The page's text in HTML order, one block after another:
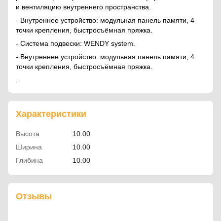
и вентиляцию внутреннего пространства.
- Внутреннее устройство: модульная панель памяти, 4
точки крепления, быстросъёмная пряжка.
- Система подвески: WENDY system.
- Внутреннее устройство: модульная панель памяти, 4
точки крепления, быстросъёмная пряжка.
Характеристики
Высота
10.00
Ширина
10.00
Глибина
10.00
Отзывы